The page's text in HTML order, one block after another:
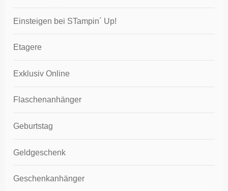
Einsteigen bei STampin´ Up!
Etagere
Exklusiv Online
Flaschenanhänger
Geburtstag
Geldgeschenk
Geschenkanhänger